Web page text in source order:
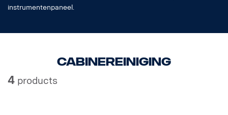
instrumentenpaneel.
Cabinereiniging
4 products